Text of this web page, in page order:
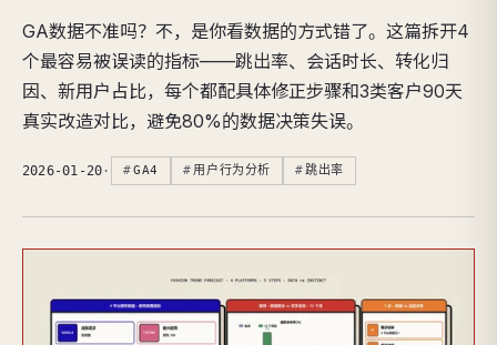
GA数据不准吗？不，是你看数据的方式错了。这篇拆开4
个最容易被误读的指标——跳出率、会话时长、转化归
因、新用户占比，每个都配具体修正步骤和3类客户90天
真实改造对比，避免80%的数据决策失误。
2026-01-20 · GA4 用户行为分析 跳出率